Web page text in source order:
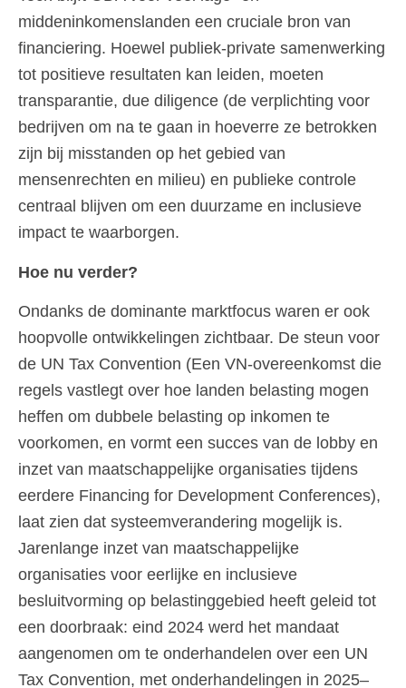
middeninkomenslanden een cruciale bron van
financiering. Hoewel publiek-private samenwerking
tot positieve resultaten kan leiden, moeten
transparantie, due diligence (de verplichting voor
bedrijven om na te gaan in hoeverre ze betrokken
zijn bij misstanden op het gebied van
mensenrechten en milieu) en publieke controle
centraal blijven om een duurzame en inclusieve
impact te waarborgen.
Hoe nu verder?
Ondanks de dominante marktfocus waren er ook
hoopvolle ontwikkelingen zichtbaar. De steun voor
de UN Tax Convention (Een VN-overeenkomst die
regels vastlegt over hoe landen belasting mogen
heffen om dubbele belasting op inkomen te
voorkomen, en vormt een succes van de lobby en
inzet van maatschappelijke organisaties tijdens
eerdere Financing for Development Conferences),
laat zien dat systeemverandering mogelijk is.
Jarenlange inzet van maatschappelijke
organisaties voor eerlijke en inclusieve
besluitvorming op belastinggebied heeft geleid tot
een doorbraak: eind 2024 werd het mandaat
aangenomen om te onderhandelen over een UN
Tax Convention, met onderhandelingen in 2025–